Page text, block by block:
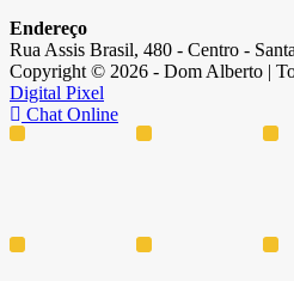
Endereço
Rua Assis Brasil, 480 - Centro -
Copyright © 2026 - Dom Alberto |
Digital Pixel
Chat Online